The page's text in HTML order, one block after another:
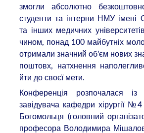
змогли абсолютно
студенти та інтерни НМУ
та інших медичних
чином, понад 100 майбутніх
отримали значний об’єм нових
поштовх, натхнення
йти до своєї мети.
Конференція розпочалася із
завідувача кафедри хірургії
Богомольця (головний
професора Володимира